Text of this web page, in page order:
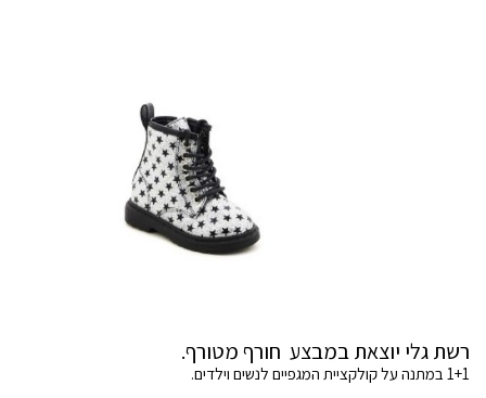
רשת גלי יוצאת במבצע חורף מטורף.
1+1 במתנה על קולקציית המגפיים לנשים וילדים.